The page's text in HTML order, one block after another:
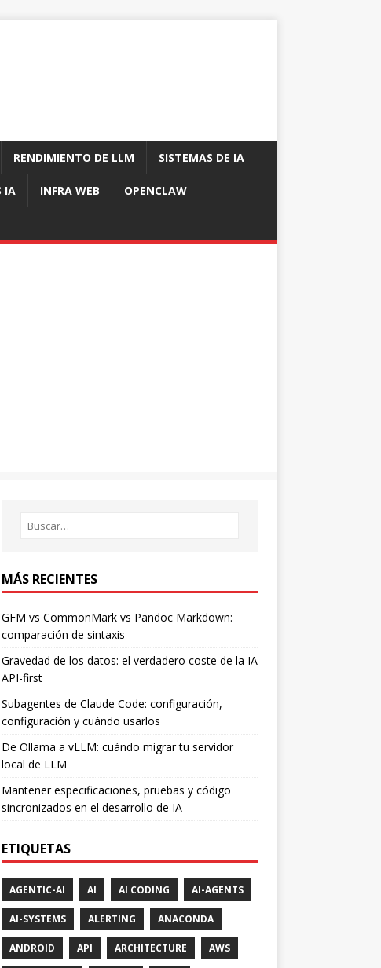
RENDIMIENTO DE LLM SISTEMAS DE IA
IA INFRA WEB OPENCLAW
MÁS RECIENTES
GFM vs CommonMark vs Pandoc Markdown:
comparación de sintaxis
Gravedad de los datos: el verdadero coste de la IA
API-first
Subagentes de Claude Code: configuración,
configuración y cuándo usarlos
De Ollama a vLLM: cuándo migrar tu servidor
local de LLM
Mantener especificaciones, pruebas y código
sincronizados en el desarrollo de IA
ETIQUETAS
AGENTIC-AI AI AI CODING AI-AGENTS
AI-SYSTEMS ALERTING ANACONDA
ANDROID API ARCHITECTURE AWS